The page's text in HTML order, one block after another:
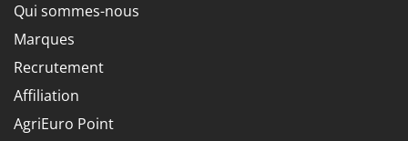
Qui sommes-nous
Marques
Recrutement
Affiliation
AgriEuro Point